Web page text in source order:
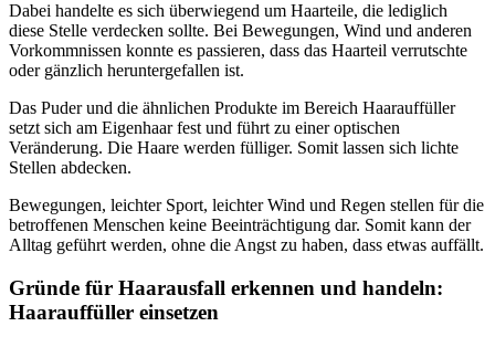
Dabei handelte es sich überwiegend um Haarteile, die lediglich
diese Stelle verdecken sollte. Bei Bewegungen, Wind und anderen
Vorkommnissen konnte es passieren, dass das Haarteil verrutschte
oder gänzlich heruntergefallen ist.
Das Puder und die ähnlichen Produkte im Bereich Haarauffüller
setzt sich am Eigenhaar fest und führt zu einer optischen
Veränderung. Die Haare werden fülliger. Somit lassen sich lichte
Stellen abdecken.
Bewegungen, leichter Sport, leichter Wind und Regen stellen für die
betroffenen Menschen keine Beeinträchtigung dar. Somit kann der
Alltag geführt werden, ohne die Angst zu haben, dass etwas auffällt.
Gründe für Haarausfall erkennen und handeln:
Haarauffüller einsetzen